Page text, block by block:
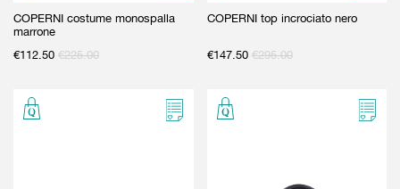
COPERNI costume monospalla
marrone
€112.50 €225.00
COPERNI top incrociato nero
€147.50 €295.00